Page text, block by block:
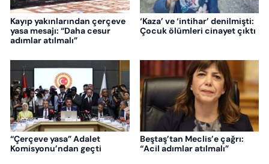
Kayıp yakınlarından çerçeve
yasa mesajı: “Daha cesur
adımlar atılmalı”
‘Kaza’ ve ‘intihar’ denilmişti:
Çocuk ölümleri cinayet çıktı
“Çerçeve yasa” Adalet
Komisyonu’ndan geçti
Beştaş’tan Meclis’e çağrı:
“Acil adımlar atılmalı”